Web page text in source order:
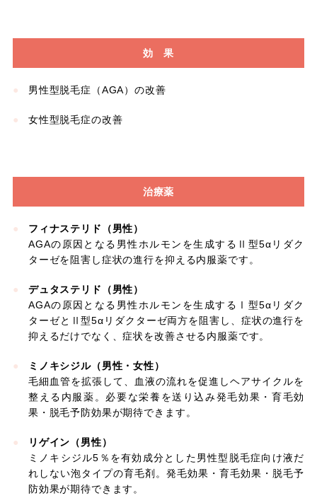
効 果
男性型脱毛症（AGA）の改善
女性型脱毛症の改善
治療薬
フィナステリド（男性）
AGAの原因となる男性ホルモンを生成するⅡ型5αリダク
ターゼを阻害し症状の進行を抑える内服薬です。
デュタステリド（男性）
AGAの原因となる男性ホルモンを生成するⅠ型5αリダク
ターゼとⅡ型5αリダクターゼ両方を阻害し、症状の進行を
抑えるだけでなく、症状を改善させる内服薬です。
ミノキシジル（男性・女性）
毛細血管を拡張して、血液の流れを促進しヘアサイクルを
整える内服薬。必要な栄養を送り込み発毛効果・育毛効
果・脱毛予防効果が期待できます。
リゲイン（男性）
ミノキシジル5％を有効成分とした男性型脱毛症向け液だ
れしない泡タイプの育毛剤。発毛効果・育毛効果・脱毛予
防効果が期待できます。